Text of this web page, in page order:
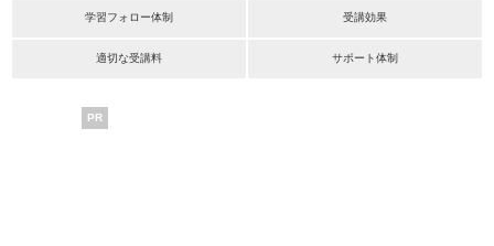
学習フォロー体制 受講効果
適切な受講料 サポート体制
PR